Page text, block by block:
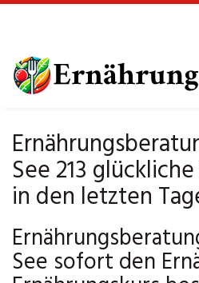
main
content
See 213
in den letzten
See sofort den